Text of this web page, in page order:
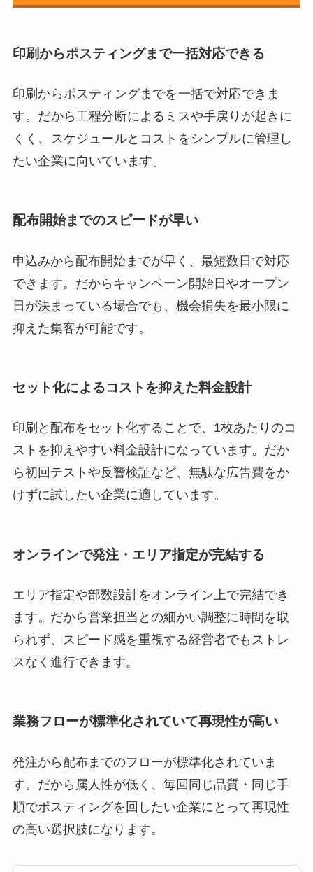
印刷からポスティングまで一括対応できる
印刷からポスティングまでを一括で対応できま
す。だから工程分断によるミスや手戻りが起きに
くく、スケジュールとコストをシンプルに管理し
たい企業に向いています。
配布開始までのスピードが早い
申込みから配布開始までが早く、最短数日で対応
できます。だからキャンペーン開始日やオープン
日が決まっている場合でも、機会損失を最小限に
抑えた集客が可能です。
セット化によるコストを抑えた料金設計
印刷と配布をセット化することで、1枚あたりのコ
ストを抑えやすい料金設計になっています。だか
ら初回テストや反響検証など、無駄な広告費をか
けずに試したい企業に適しています。
オンラインで発注・エリア指定が完結する
エリア指定や部数設計をオンライン上で完結でき
ます。だから営業担当との細かい調整に時間を取
られず、スピード感を重視する経営者でもストレ
スなく進行できます。
業務フローが標準化されていて再現性が高い
発注から配布までのフローが標準化されていま
す。だから属人性が低く、毎回同じ品質・同じ手
順でポスティングを回したい企業にとって再現性
の高い選択肢になります。